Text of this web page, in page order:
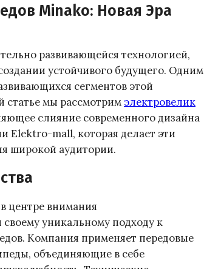
Minako: Новая Эра
развивающейся технологией,
устойчивого будущего. Одним
сегментов этой
статье мы рассмотрим электровелик
слияние современного дизайна
Elektro-mall, которая делает эти
широкой аудитории.
центре внимания
уникальному подходу к
Компания применяет передовые
объединяющие в себе